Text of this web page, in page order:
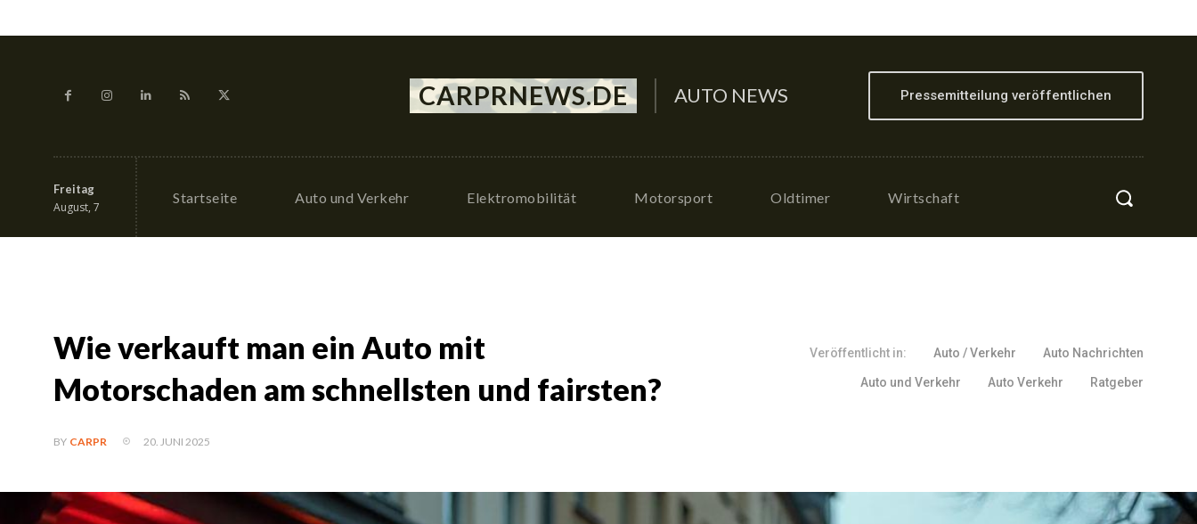
CARPRNEWS.DE AUTO NEWS Pressemitteilung veröffentlichen
Freitag
August, 7
Startseite Auto und Verkehr Elektromobilität Motorsport Oldtimer Wirtschaft
Wie verkauft man ein Auto mit
Motorschaden am schnellsten und fairsten?
Veröffentlicht in: Auto / Verkehr Auto Nachrichten
Auto und Verkehr Auto Verkehr Ratgeber
BY CARPR 20. JUNI 2025